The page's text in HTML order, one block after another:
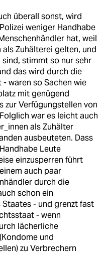
überall sonst, wird
weniger Handhabe
hat, weil
Zuhälterei gelten, und
stimmt so nur sehr
das wird durch die
waren so Sachen wie
mit genügend
zur Verfügungstellen von
war es leicht auch
als Zuhälter
ausbeuteten. Dass
Leute
einzusperren führt
auch paar
durch die
schon ein
- und grenzt fast
- wenn
lächerliche
und
zu Verbrechern